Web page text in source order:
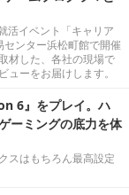
活イベント「キャリア
ンター浜松町館で開催
材した、各社の現場で
ーをお届けします。
6』をプレイ。ハ
ーミングの底力を体
スはもちろん最高設定